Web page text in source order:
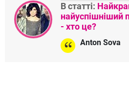
В статті:
найуспішніший
- хто це?
Anton Sova